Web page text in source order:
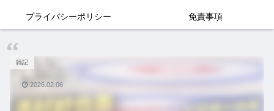
プライバシーポリシー 免責事項
雑記
2026.02.06